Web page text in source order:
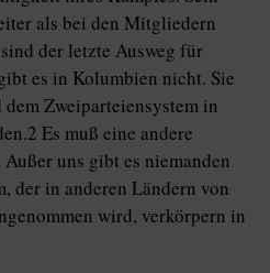
als bei den Mitgliedern
der letzte Ausweg für
es in Kolumbien nicht. Sie
Zweiparteiensystem in
Es muß eine andere
uns gibt es niemanden
der in anderen Ländern von
wird, verkörpern in